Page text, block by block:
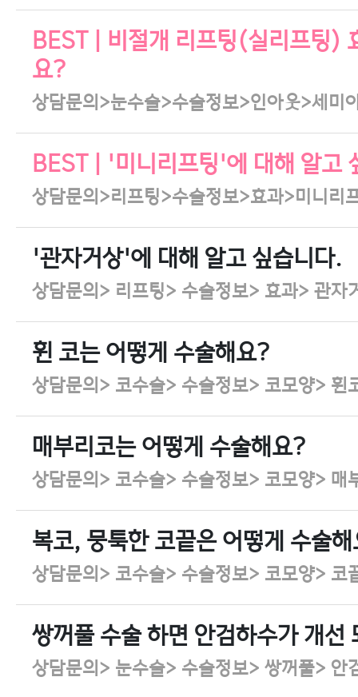
BEST | 비절개 리프팅(실리프팅)
요?
상담문의>눈수술>수술정보>인아웃>세미
BEST | '미니리프팅'에 대해 알고
상담문의>리프팅>수술정보>효과>미니리
'관자거상'에 대해 알고 싶습니다.
상담문의> 리프팅> 수술정보> 효과> 관자
휜 코는 어떻게 수술해요?
상담문의> 코수술> 수술정보> 코모양> 휜
매부리코는 어떻게 수술해요?
상담문의> 코수술> 수술정보> 코모양> 매
복코, 뭉툭한 코끝은 어떻게 수술
상담문의> 코수술> 수술정보> 코모양> 코
쌍꺼풀 수술 하면 안검하수가 개선
상담문의> 눈수술> 수술정보> 쌍꺼풀> 안